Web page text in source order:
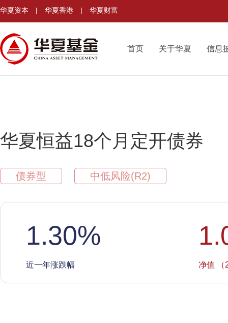
华夏资本 | 华夏香港 | 华夏财富
首页 关于华夏 信息
华夏恒益18个月定开债券
债券型 中低风险(R2)
1.30%
近一年涨跌幅 净值 （